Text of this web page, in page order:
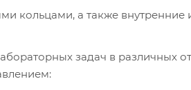
а также внутренние
задач в различных